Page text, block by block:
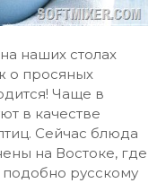
наших столах
о просяных
Чаще в
в качестве
Сейчас блюда
на Востоке, где
русскому